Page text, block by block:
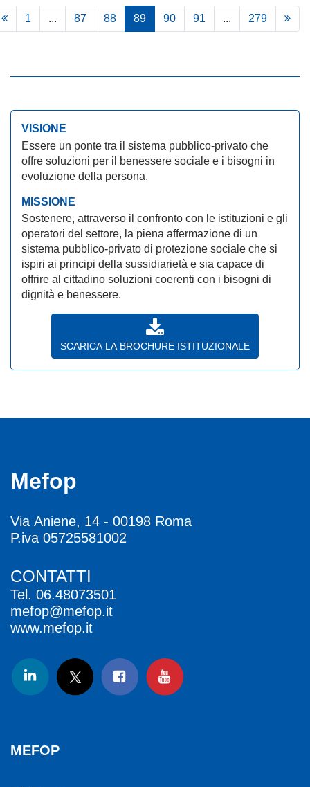
1 ... 87 88 89 90 91 ... 279
VISIONE
Essere un ponte tra il sistema pubblico-privato che
offre soluzioni per il benessere sociale e i bisogni in
evoluzione della persona.
MISSIONE
Sostenere, attraverso il confronto con le istituzioni e gli
operatori del settore, la piena affermazione di un
sistema pubblico-privato di protezione sociale che si
ispiri ai principi della sussidiarietà e sia capace di
offrire al cittadino soluzioni coerenti con i bisogni di
dignità e benessere.
SCARICA LA BROCHURE ISTITUZIONALE
Mefop
Via Aniene, 14 - 00198 Roma
P.iva 05725581002
CONTATTI
Tel. 06.48073501
mefop@mefop.it
www.mefop.it
MEFOP